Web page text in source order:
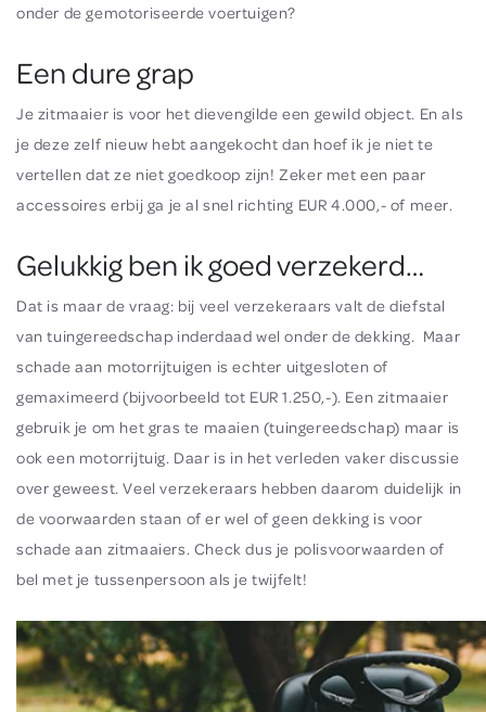
onder de gemotoriseerde voertuigen?
Een dure grap
Je zitmaaier is voor het dievengilde een gewild object. En als
je deze zelf nieuw hebt aangekocht dan hoef ik je niet te
vertellen dat ze niet goedkoop zijn! Zeker met een paar
accessoires erbij ga je al snel richting EUR 4.000,- of meer.
Gelukkig ben ik goed verzekerd…
Dat is maar de vraag: bij veel verzekeraars valt de diefstal
van tuingereedschap inderdaad wel onder de dekking. Maar
schade aan motorrijtuigen is echter uitgesloten of
gemaximeerd (bijvoorbeeld tot EUR 1.250,-). Een zitmaaier
gebruik je om het gras te maaien (tuingereedschap) maar is
ook een motorrijtuig. Daar is in het verleden vaker discussie
over geweest. Veel verzekeraars hebben daarom duidelijk in
de voorwaarden staan of er wel of geen dekking is voor
schade aan zitmaaiers. Check dus je polisvoorwaarden of
bel met je tussenpersoon als je twijfelt!